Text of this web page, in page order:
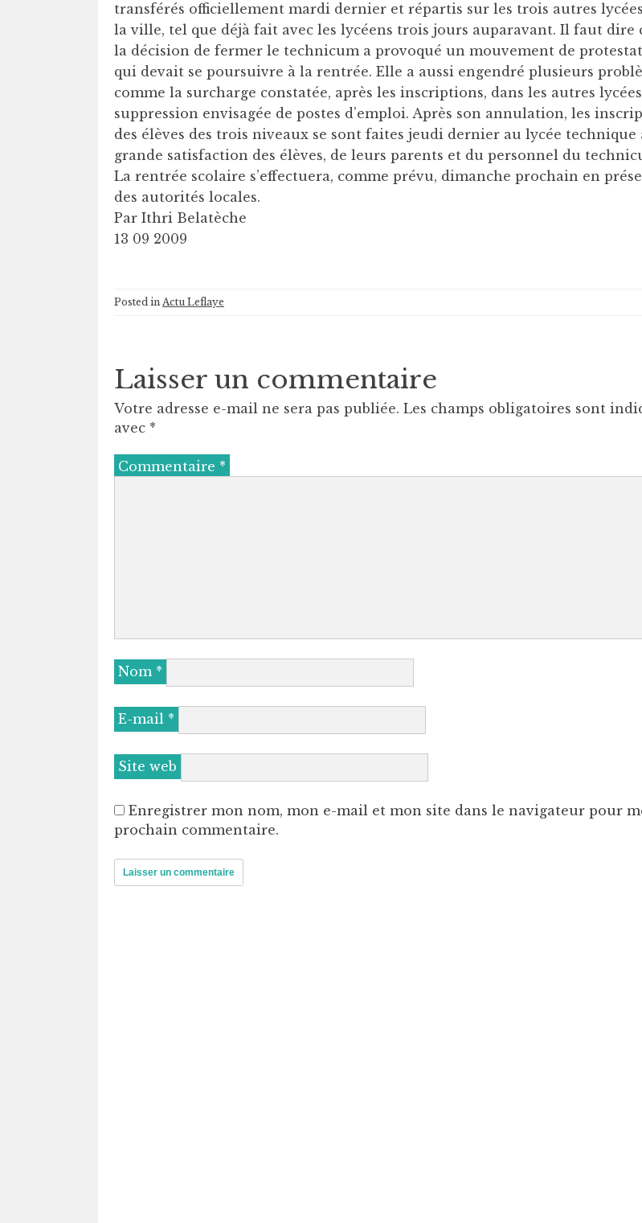
transférés officiellement mardi dernier et répartis sur les trois autres
la ville, tel que déjà fait avec les lycéens trois jours auparavant. Il faut dire
la décision de fermer le technicum a provoqué un mouvement de
qui devait se poursuivre à la rentrée. Elle a aussi engendré plusieurs
comme la surcharge constatée, après les inscriptions, dans les autres
suppression envisagée de postes d’emploi. Après son annulation, les
des élèves des trois niveaux se sont faites jeudi dernier au lycée technique
grande satisfaction des élèves, de leurs parents et du personnel du
La rentrée scolaire s’effectuera, comme prévu, dimanche prochain en
des autorités locales.
Par Ithri Belatèche
13 09 2009
Posted in Actu Leflaye
Laisser un commentaire
Votre adresse e-mail ne sera pas publiée. Les champs obligatoires sont
avec *
Commentaire *
Nom *
E-mail *
Site web
Enregistrer mon nom, mon e-mail et mon site dans le navigateur pour
prochain commentaire.